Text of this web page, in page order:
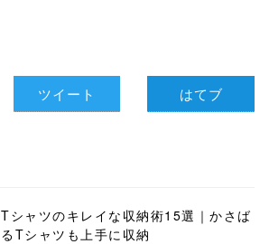
ツイート はてブ
Tシャツのキレイな収納術15選｜かさば
るTシャツも上手に収納